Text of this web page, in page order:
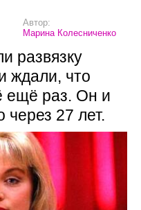
Автор:
Марина Колесниченко
развязку
ждали, что
ещё раз. Он и
27 лет.